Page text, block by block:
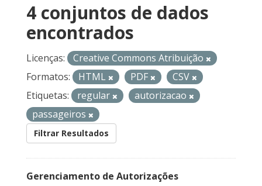
4 conjuntos de dados
encontrados
Licenças:
Creative Commons Atribuição
Formatos:
HTML PDF
CSV
Etiquetas:
regular
autorizacao
passageiros
Filtrar Resultados
Gerenciamento de Autorizações